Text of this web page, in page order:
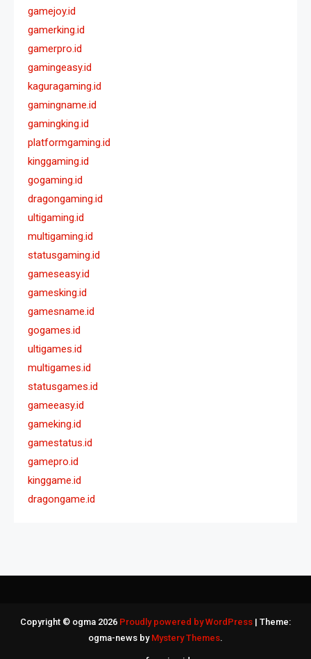
gamejoy.id
gamerking.id
gamerpro.id
gamingeasy.id
kaguragaming.id
gamingname.id
gamingking.id
platformgaming.id
kinggaming.id
gogaming.id
dragongaming.id
ultigaming.id
multigaming.id
statusgaming.id
gameseasy.id
gamesking.id
gamesname.id
gogames.id
ultigames.id
multigames.id
statusgames.id
gameeasy.id
gameking.id
gamestatus.id
gamepro.id
kinggame.id
dragongame.id
Copyright © ogma 2026 Proudly powered by WordPress | Theme:
ogma-news by Mystery Themes.